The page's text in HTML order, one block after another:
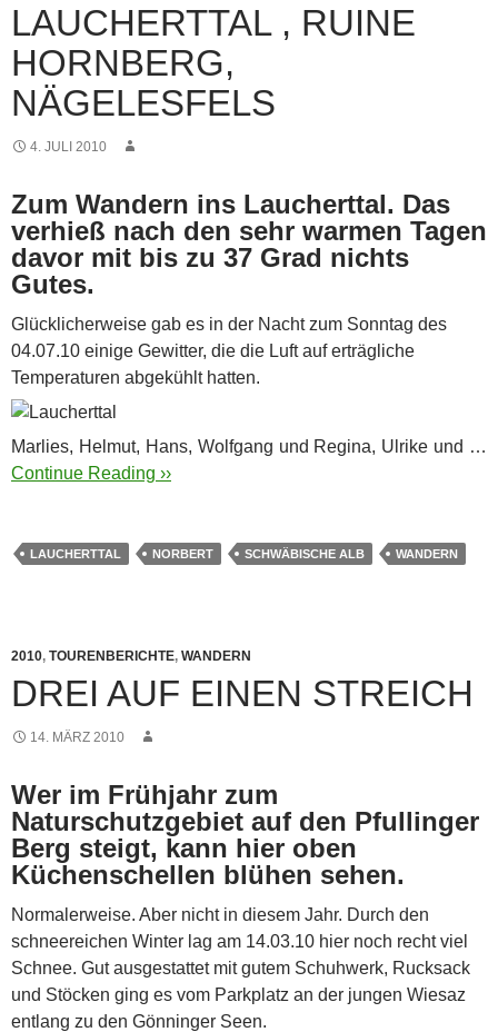
LAUCHERTTAL , RUINE
HORNBERG,
NÄGELESFELS
4. JULI 2010
Zum Wandern ins Laucherttal. Das
verhieß nach den sehr warmen Tagen
davor mit bis zu 37 Grad nichts
Gutes.
Glücklicherweise gab es in der Nacht zum Sonntag des
04.07.10 einige Gewitter, die die Luft auf erträgliche
Temperaturen abgekühlt hatten.
Marlies, Helmut, Hans, Wolfgang und Regina, Ulrike und …
Continue Reading ››
LAUCHERTTAL NORBERT SCHWÄBISCHE ALB WANDERN
2010, TOURENBERICHTE, WANDERN
DREI AUF EINEN STREICH
14. MÄRZ 2010
Wer im Frühjahr zum
Naturschutzgebiet auf den Pfullinger
Berg steigt, kann hier oben
Küchenschellen blühen sehen.
Normalerweise. Aber nicht in diesem Jahr. Durch den
schneereichen Winter lag am 14.03.10 hier noch recht viel
Schnee. Gut ausgestattet mit gutem Schuhwerk, Rucksack
und Stöcken ging es vom Parkplatz an der jungen Wiesaz
entlang zu den Gönninger Seen.